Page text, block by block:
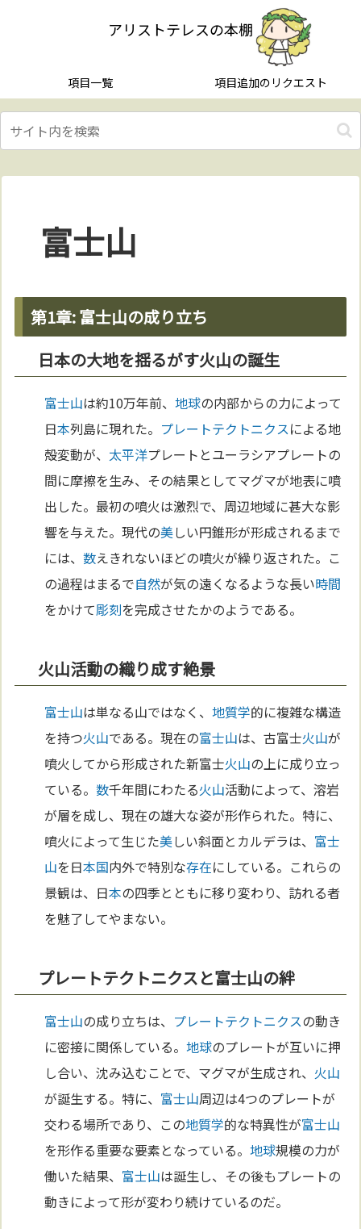
アリストテレスの本棚
項目一覧 項目追加のリクエスト
富士山
第1章: 富士山の成り立ち
日本の大地を揺るがす火山の誕生
富士山は約10万年前、地球の内部からの力によって
日本列島に現れた。 プレートテクトニクスによる地
殻変動が、 太平洋プレートとユーラシアプレートの
間に摩擦を生み、その結果としてマグマが地表に噴
出した。最初の噴火は激烈で、周辺地域に甚大な影
響を与えた。現代の美しい円錐形が形成されるまで
には、数えきれないほどの噴火が繰り返された。こ
の過程はまるで自然が気の遠くなるような長い時間
をかけて彫刻を完成させたかのようである。
火山活動の織り成す絶景
富士山は単なる山ではなく、地質学的に複雑な構造
を持つ火山である。現在の富士山は、古富士火山が
噴火してから形成された新富士火山の上に成り立っ
ている。数千年間にわたる火山活動によって、溶岩
が層を成し、現在の雄大な姿が形作られた。特に、
噴火によって生じた美しい斜面とカルデラは、 富士
山を日本国内外で特別な存在にしている。これらの
景観は、日本の四季とともに移り変わり、訪れる者
を魅了してやまない。
プレートテクトニクスと富士山の絆
富士山の成り立ちは、 プレートテクトニクスの動き
に密接に関係している。地球のプレートが互いに押
し合い、沈み込むことで、マグマが生成され、 火山
が誕生する。特に、 富士山周辺は4つのプレートが
交わる場所であり、この地質学的な特異性が富士山
を形作る重要な要素となっている。地球規模の力が
働いた結果、 富士山は誕生し、その後もプレートの
動きによって形が変わり続けているのだ。